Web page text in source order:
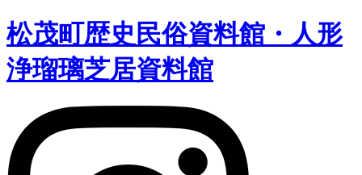
松茂町歴史民俗資料館・人形
浄瑠璃芝居資料館